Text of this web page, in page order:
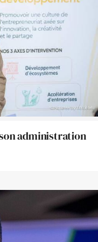
administration